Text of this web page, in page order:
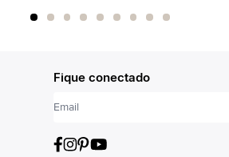
Fique conectado